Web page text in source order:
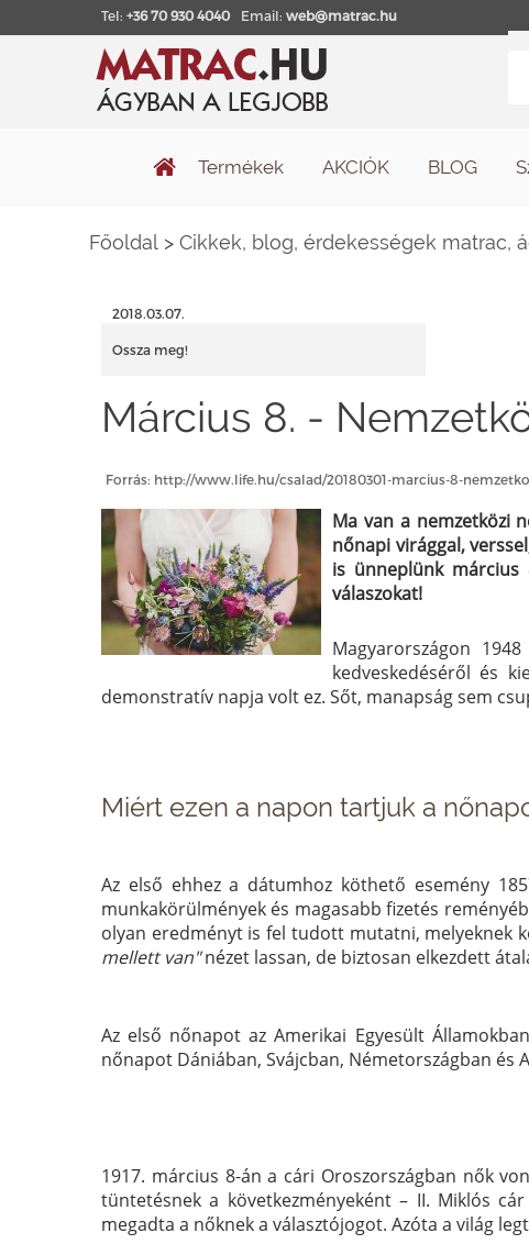
Tel: +36 70 930 4040 Email: web@matrac.hu
Termékek AKCIÓK BLOG
Főoldal > Cikkek, blog, érdekességek matrac,
2018.03.07.
Ossza meg!
Március 8. -
Forrás: http://www.life.hu/csalad/20180301-marcius-8-
Ma van a nemzetközi
nőnapi virággal,
is ünneplünk március
válaszokat!
Magyarországon
kedveskedéséről és
demonstratív napja volt ez. Sőt, manapság sem
Miért ezen a napon tartjuk a
Az első ehhez a dátumhoz köthető esemény
munkakörülmények és magasabb fizetés
olyan eredményt is fel tudott mutatni, melyeknek
mellett van"nézet lassan, de biztosan elkezdett
Az első nőnapot az Amerikai Egyesült
nőnapot Dániában, Svájcban, Németországban és
1917. március 8-án a cári Oroszországban nők
tüntetésnek a következményeként – II. Miklós
megadta a nőknek a választójogot. Azóta a világ